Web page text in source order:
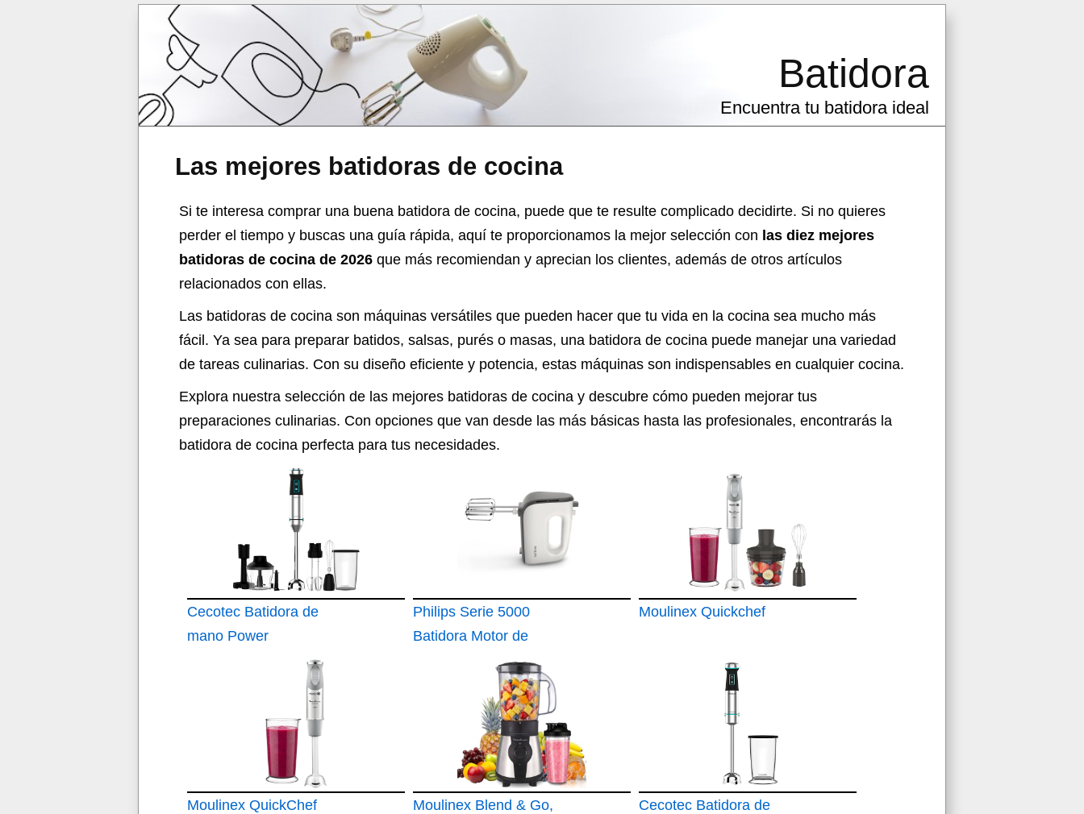
Las mejores batidoras de cocina
Batidora
Encuentra tu batidora ideal
Si te interesa comprar una buena batidora de cocina, puede que te resulte complicado decidirte. Si no quieres
perder el tiempo y buscas una guía rápida, aquí te proporcionamos la mejor selección con las diez mejores
batidoras de cocina de 2026 que más recomiendan y aprecian los clientes, además de otros artículos
relacionados con ellas.
Las batidoras de cocina son máquinas versátiles que pueden hacer que tu vida en la cocina sea mucho más
fácil. Ya sea para preparar batidos, salsas, purés o masas, una batidora de cocina puede manejar una variedad
de tareas culinarias. Con su diseño eficiente y potencia, estas máquinas son indispensables en cualquier cocina.
Explora nuestra selección de las mejores batidoras de cocina y descubre cómo pueden mejorar tus
preparaciones culinarias. Con opciones que van desde las más básicas hasta las profesionales, encontrarás la
batidora de cocina perfecta para tus necesidades.
Cecotec Batidora de
mano Power
TitanBlack 1500 XL
PerfectCream&Crush
Philips Serie 5000
Batidora Motor de
Moulinex Quickchef
Moulinex QuickChef
Moulinex Blend & Go,
Cecotec Batidora de